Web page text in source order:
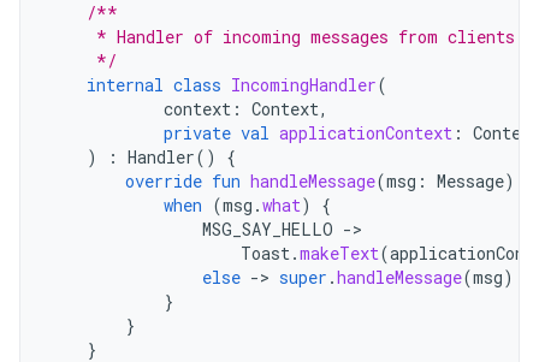
/**
     * Handler of incoming messages from clients.
     */
internal class IncomingHandler(
context : Context,
private val applicationContext : Context
)
: Handler()
{
override fun handleMessage(msg : Message)
when (msg .what)
{
MSG_SAY_HELLO -
Toast.makeText(
else -> super .handleMessage(msg)
}
}
}